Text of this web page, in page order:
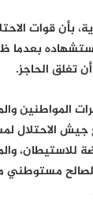
بأن قوات
بعدما
تغلق الحاجز.
جيش الاحتلال
للاستيطان،
منذ 14 عاما،